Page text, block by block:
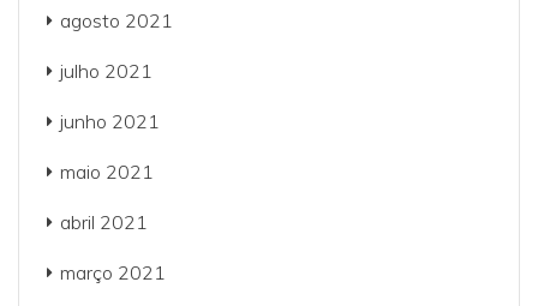
agosto 2021
julho 2021
junho 2021
maio 2021
abril 2021
março 2021